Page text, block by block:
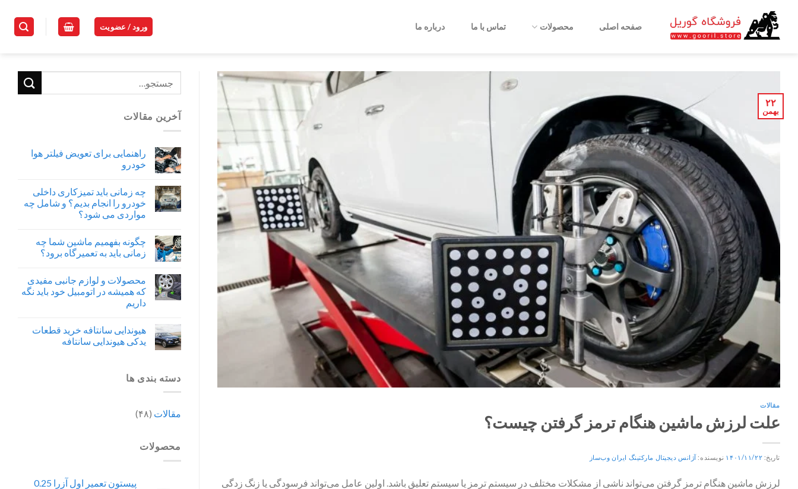
content
صفحه اصلی محصولات تماس با ما درباره ما ورود / عضویت
۲۲
بهمن
مقالات
علت لرزش ماشین هنگام ترمز گرفتن چیست؟
تاریخ: ۱۴۰۱/۱۱/۲۲ نویسنده:آژانس دیجیتال مارکتینگ ایران وب‌ساز
لرزش ماشین هنگام ترمز گرفتن می‌تواند ناشی از مشکلات مختلف در سیستم ترمز یا سیستم تعلیق باشد. اولین عامل می‌تواند فرسودگی یا زنگ زدگی
آخرین مقالات
راهنمایی برای تعویض فیلتر هوا
خودرو
چه زمانی باید تمیزکاری داخلی
خودرو را انجام بدیم؟ و شامل چه
مواردی می شود؟
چگونه بفهمیم ماشین شما چه
زمانی باید به تعمیرگاه برود؟
محصولات و لوازم جانبی مفیدی
که همیشه در اتومبیل خود باید نگه
داریم
هیوندایی سانتافه خرید قطعات
یدکی هیوندایی سانتافه
دسته بندی ها
مقالات (۴۸)
محصولات
پیستون تعمیر اول آزرا 0.25